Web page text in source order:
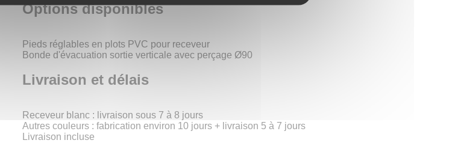
Options disponibles
Pieds réglables en plots PVC pour receveur
Bonde d'évacuation sortie verticale avec perçage Ø90
Livraison et délais
Receveur blanc : livraison sous 7 à 8 jours
Autres couleurs : fabrication environ 10 jours + livraison 5 à 7 jours
Livraison incluse